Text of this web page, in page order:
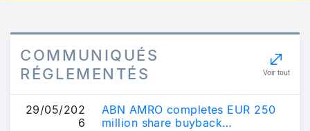
COMMUNIQUÉS
RÉGLEMENTÉS
Voir tout
29/05/202
6
ABN AMRO completes EUR 250
million share buyback